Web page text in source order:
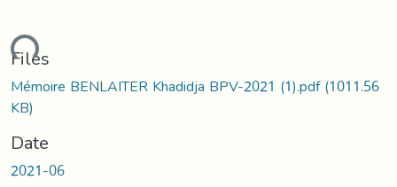
Files
Mémoire BENLAITER Khadidja BPV-2021 (1).pdf(1011.56
KB)
Date
2021-06